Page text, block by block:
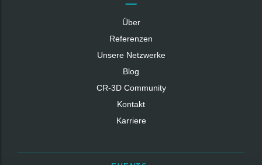
Über
Referenzen
Unsere Netzwerke
Blog
CR‑3D Community
Kontakt
Karriere